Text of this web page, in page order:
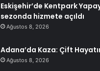
Eskişehir’de Kentpark
sezonda hizmete açıldı
Ağustos 8, 2026
Adana’da Kaza: Çift
Ağustos 8, 2026